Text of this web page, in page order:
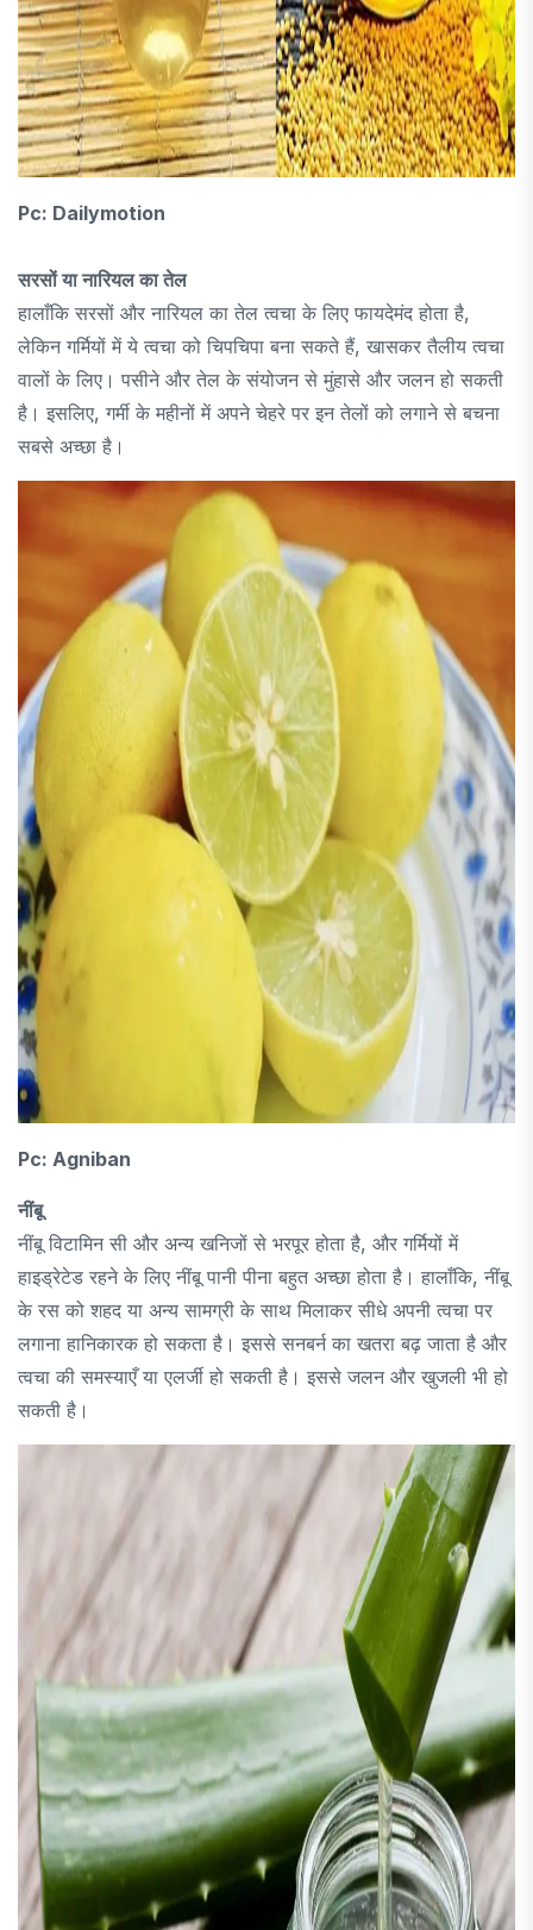
Pc: Dailymotion
सरसों या नारियल का तेल
हालाँकि सरसों और नारियल का तेल त्वचा के लिए फायदेमंद होता है,
लेकिन गर्मियों में ये त्वचा को चिपचिपा बना सकते हैं, खासकर तैलीय त्वचा
वालों के लिए। पसीने और तेल के संयोजन से मुंहासे और जलन हो सकती
है। इसलिए, गर्मी के महीनों में अपने चेहरे पर इन तेलों को लगाने से बचना
सबसे अच्छा है।
Pc: Agniban
नींबू
नींबू विटामिन सी और अन्य खनिजों से भरपूर होता है, और गर्मियों में
हाइड्रेटेड रहने के लिए नींबू पानी पीना बहुत अच्छा होता है। हालाँकि, नींबू
के रस को शहद या अन्य सामग्री के साथ मिलाकर सीधे अपनी त्वचा पर
लगाना हानिकारक हो सकता है। इससे सनबर्न का खतरा बढ़ जाता है और
त्वचा की समस्याएँ या एलर्जी हो सकती है। इससे जलन और खुजली भी हो
सकती है।